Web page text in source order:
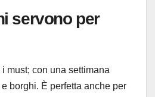
servono per
i must; con una settimana
borghi. È perfetta anche per